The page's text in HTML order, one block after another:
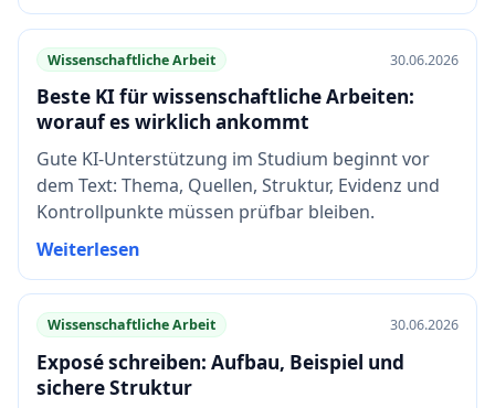
Wissenschaftliche Arbeit 30.06.2026
Beste KI für wissenschaftliche Arbeiten:
worauf es wirklich ankommt
Gute KI-Unterstützung im Studium beginnt vor
dem Text: Thema, Quellen, Struktur, Evidenz und
Kontrollpunkte müssen prüfbar bleiben.
Weiterlesen
Wissenschaftliche Arbeit 30.06.2026
Exposé schreiben: Aufbau, Beispiel und
sichere Struktur